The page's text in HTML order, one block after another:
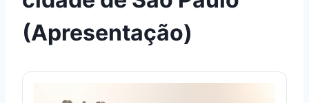
(Apresentação)